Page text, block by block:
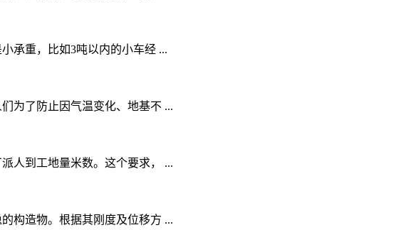
承重，比如3吨以内的小车经 ...
为了防止因气温变化、地基不 ...
人到工地量米数。这个要求， ...
构造物。根据其刚度及位移方 ...